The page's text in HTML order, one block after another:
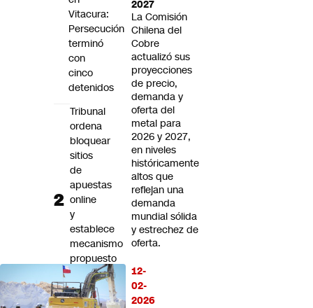
2027
La Comisión
Chilena del
Cobre
actualizó sus
proyecciones
de precio,
demanda y
oferta del
metal para
2026 y 2027,
en niveles
históricamente
altos que
reflejan una
demanda
mundial sólida
y estrechez de
oferta.
12-
02-
2026
Vitacura:
Persecución
terminó
con
cinco
detenidos
Tribunal
ordena
bloquear
sitios
de
apuestas
online
y
establece
mecanismo
propuesto
por
Subtel